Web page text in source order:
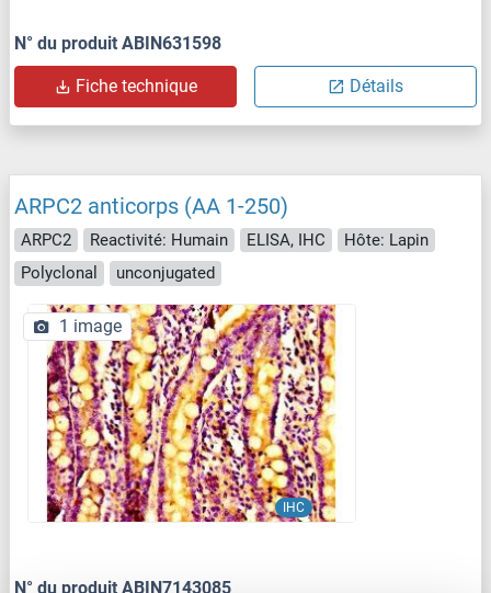
N° du produit ABIN631598
Fiche technique Détails
ARPC2 anticorps (AA 1-250)
ARPC2 Reactivité: Humain ELISA, IHC
Hôte: Lapin
Polyclonal
unconjugated
IHC
1 image
N° du produit ABIN7143085